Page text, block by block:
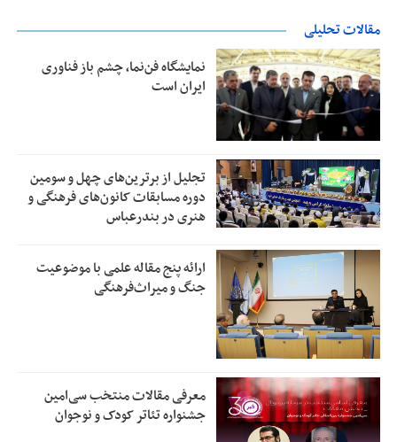
مقالات تحلیلی
نمایشگاه فن‌نما، چشم باز فناوری
ایران است
تجلیل از بر‌ترین‌های چهل و سومین
دوره مسابقات کانون‌های فرهنگی و
هنری در بندرعباس
ارائه پنج مقاله علمی با موضوعیت
جنگ و میراث‌فرهنگی
معرفی مقالات منتخب سی‌امین
جشنواره تئاتر کودک و نوجوان